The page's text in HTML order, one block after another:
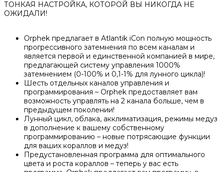
ТОНКАЯ НАСТРОЙКА, КОТОРОЙ ВЫ НИКОГДА НЕ
ОЖИДАЛИ!
Orphek предлагает в Atlantik iCon полную мощность
прогрессивного затемнения по всем каналам и
является первой и единственной компанией в мире,
предлагающей систему управления 1000%
затемнением (0-100% и 0,1-1% для лунного цикла)!
Шесть отдельных каналов управления и
программирования – Orphek предоставляет вам
возможность управлять на 2 канала больше, чем в
предыдущем поколении!
Лунный цикл, облака, акклиматизация, режимы медуз
в дополнение к вашему собственному
программированию – новые потрясающие функции
для ваших кораллов и медуз!
Предустановленная программа для оптимального
цвета и роста кораллов – теперь у вас есть